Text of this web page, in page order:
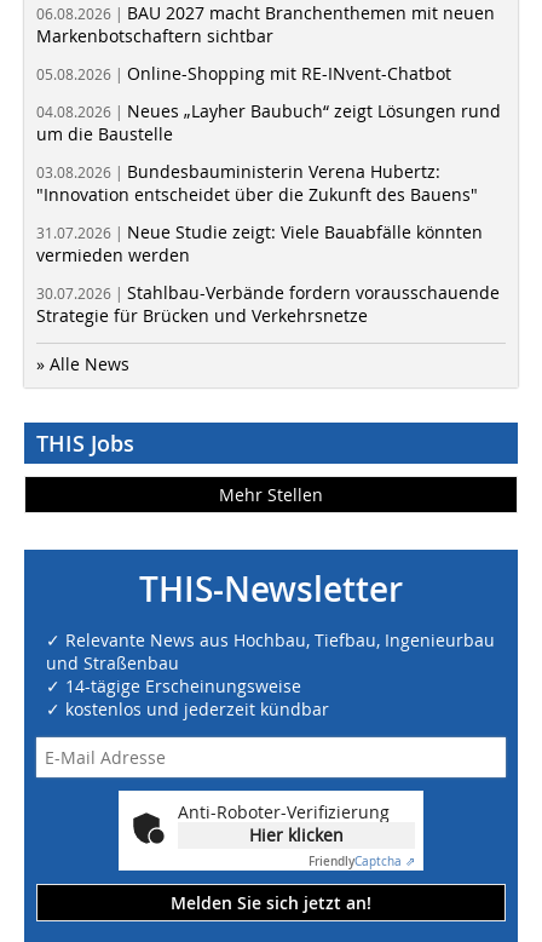
06.08.2026 | BAU 2027 macht Branchenthemen mit neuen
Markenbotschaftern sichtbar
05.08.2026 | Online-Shopping mit RE-INvent-Chatbot
04.08.2026 | Neues „Layher Baubuch“ zeigt Lösungen rund
um die Baustelle
03.08.2026 | Bundesbauministerin Verena Hubertz:
"Innovation entscheidet über die Zukunft des Bauens"
31.07.2026 | Neue Studie zeigt: Viele Bauabfälle könnten
vermieden werden
30.07.2026 | Stahlbau-Verbände fordern vorausschauende
Strategie für Brücken und Verkehrsnetze
» Alle News
THIS Jobs
Mehr Stellen
THIS-Newsletter
✓ Relevante News aus Hochbau, Tiefbau, Ingenieurbau
und Straßenbau
✓ 14-tägige Erscheinungsweise
✓ kostenlos und jederzeit kündbar
Anti-Roboter-Verifizierung
Hier klicken
FriendlyCaptcha ⇗
Melden Sie sich jetzt an!